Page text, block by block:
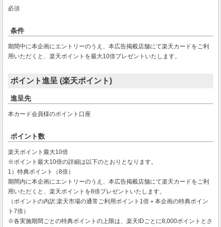
必須
条件
期間中に本企画にエントリーのうえ、本広告掲載店舗にて楽天カードをご利
用いただくと、楽天ポイントを最大10倍プレゼントいたします。
ポイント進呈 (楽天ポイント)
進呈先
本カード会員様のポイント口座
ポイント数
楽天ポイント最大10倍
※ポイント最大10倍の詳細は以下のとおりとなります。
1）特典ポイント（8倍）
期間内に本企画にエントリーのうえ、本広告掲載店舗にて楽天カードをご利
用いただくと、楽天ポイントを8倍プレゼントいたします。
（ポイントの内訳:楽天市場の通常ご利用ポイント1倍＋本企画の特典ポイン
ト7倍）
※各実施期間ごとの特典ポイントの上限は、楽天IDごとに8,000ポイントとさ